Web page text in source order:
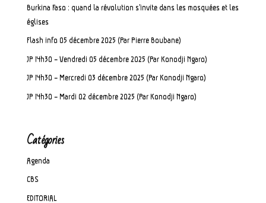
Burkina Faso : quand la révolution s’invite dans les mosquées et les
églises
Flash info 05 décembre 2025 (Par Pierre Boubane)
JP 14h30 – Vendredi 05 décembre 2025 (Par Konodji Ngaro)
JP 14h30 – Mercredi 03 décembre 2025 (Par Konodji Ngaro)
JP 14h30 – Mardi 02 décembre 2025 (Par Konodji Ngaro)
Catégories
Agenda
CBS
EDITORIAL